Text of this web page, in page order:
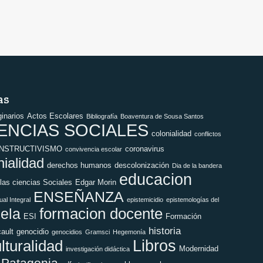
Actos Escolares Bibliografía Boaventura de Sousa Santos
SOCIALES colonialidad conflictos
convivencia escolar coronavirus
derechos humanos descolonización Dia de la bandera
ciencias Sociales Edgar Morin educacion
Integral ENSEÑANZA epistemicidio epistemologías del
ESI formacion docente Formación
genocidio genocidios Gramsci Hegemonía historia
investigación didáctica Libros Modernidad